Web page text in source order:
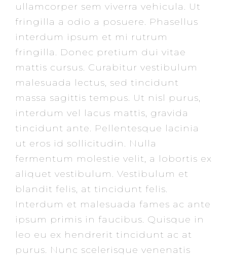
ullamcorper sem viverra vehicula. Ut
fringilla a odio a posuere. Phasellus
interdum ipsum et mi rutrum
fringilla. Donec pretium dui vitae
mattis cursus. Curabitur vestibulum
malesuada lectus, sed tincidunt
massa sagittis tempus. Ut nisl purus,
interdum vel lacus mattis, gravida
tincidunt ante. Pellentesque lacinia
ut eros id sollicitudin. Nulla
fermentum molestie velit, a lobortis ex
aliquet vestibulum. Vestibulum et
blandit felis, at tincidunt felis.
Interdum et malesuada fames ac ante
ipsum primis in faucibus. Quisque in
leo eu ex hendrerit tincidunt ac at
purus. Nunc scelerisque venenatis